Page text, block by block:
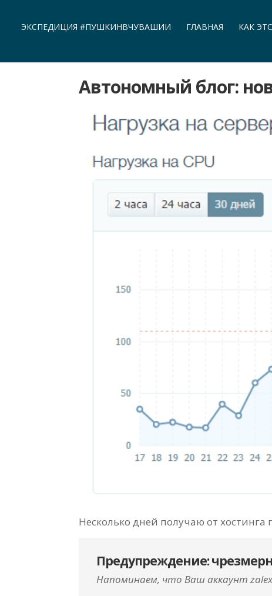
ЭКСПЕДИЦИЯ #ПУШКИНВЧУВАШИИ ГЛАВНАЯ КАК
Автономный блог:
Несколько дней получаю от
Предупреждение:
Напоминаем, что Ваш аккаунт